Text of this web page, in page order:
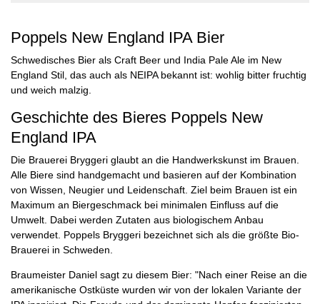
Poppels New England IPA Bier
Schwedisches Bier als Craft Beer und India Pale Ale im New
England Stil, das auch als NEIPA bekannt ist: wohlig bitter fruchtig
und weich malzig.
Geschichte des Bieres Poppels New
England IPA
Die Brauerei Bryggeri glaubt an die Handwerkskunst im Brauen.
Alle Biere sind handgemacht und basieren auf der Kombination
von Wissen, Neugier und Leidenschaft. Ziel beim Brauen ist ein
Maximum an Biergeschmack bei minimalen Einfluss auf die
Umwelt. Dabei werden Zutaten aus biologischem Anbau
verwendet. Poppels Bryggeri bezeichnet sich als die größte Bio-
Brauerei in Schweden.
Braumeister Daniel sagt zu diesem Bier: "Nach einer Reise an die
amerikanische Ostküste wurden wir von der lokalen Variante der